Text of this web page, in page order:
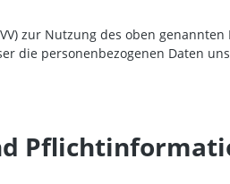
zur Nutzung des oben
die personenbezogenen Daten